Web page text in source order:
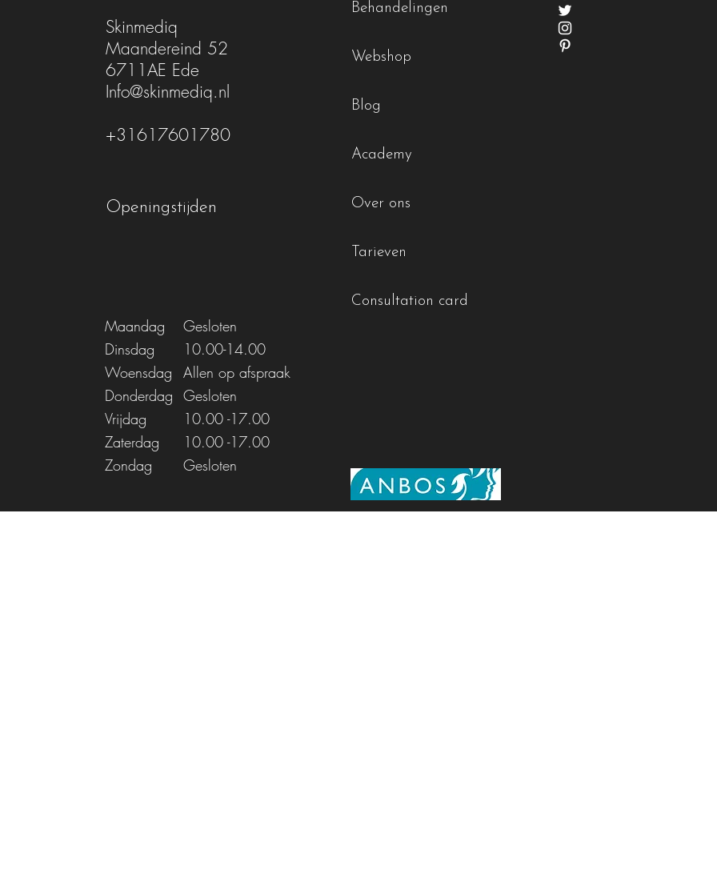
Skinmediq
Maandereind 52
6711AE Ede
Info@skinmediq.nl
+31617601780
Behandelingen
Webshop
Blog
Academy
Over ons
Tarieven
Consultation card
Openingstijden
Maandag
Dinsdag
Woensdag
Donderdag
Vrijdag
Zaterdag
Zondag
Gesloten
10.00-14.00
Allen op afspraak
Gesloten
10.00-17.00
10.00-17.00
Gesloten